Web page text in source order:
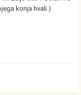
konja hvali.)